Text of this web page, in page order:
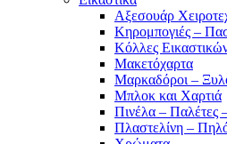
Αξεσουάρ
Κηρομπογιές –
Κόλλες
Μακετόχαρτα
Μαρκαδόροι –
Μπλοκ και Χαρτιά
Πινέλα – Παλέτες
Πλαστελίνη –